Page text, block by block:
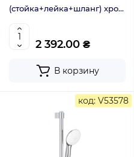
(стойка+лейка+шланг) хром
2 392.00 ₴
В корзину
код: V53578